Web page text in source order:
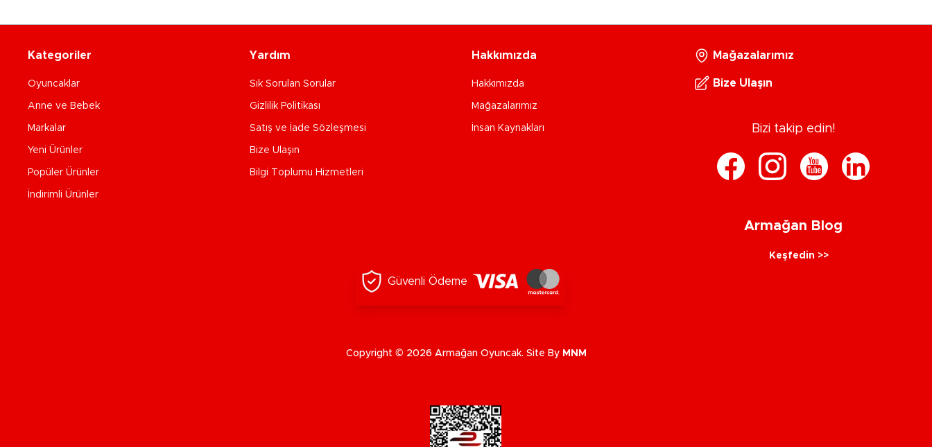
Kategoriler
Oyuncaklar
Anne ve Bebek
Markalar
Yeni Ürünler
Popüler Ürünler
İndirimli Ürünler
Yardım
Sık Sorulan Sorular
Gizlilik Politikası
Satış ve İade Sözleşmesi
Bize Ulaşın
Bilgi Toplumu Hizmetleri
Hakkımızda
Hakkımızda
Mağazalarımız
İnsan Kaynakları
Mağazalarımız
Bize Ulaşın
Bizi takip edin!
Armağan Blog
Keşfedin >>
Güvenli Ödeme
Copyright © 2026 Armağan Oyuncak. Site By MNM